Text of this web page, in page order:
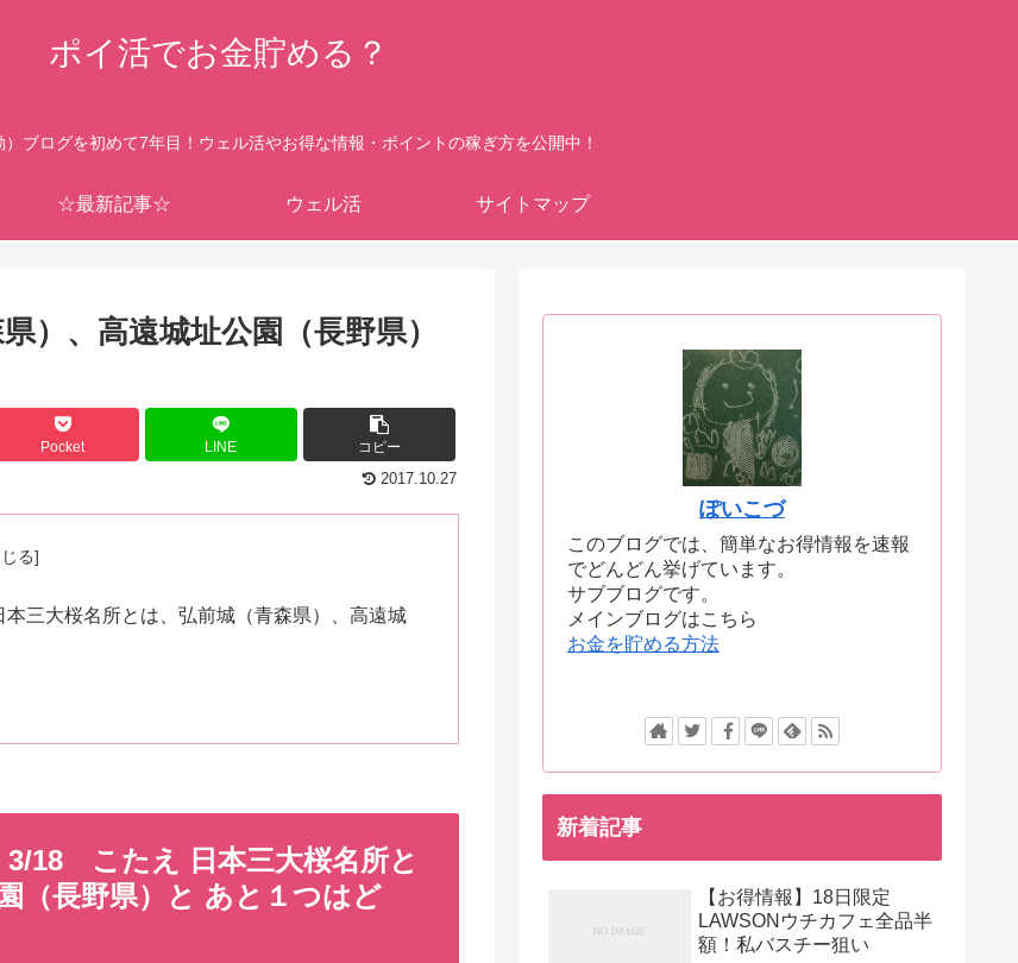
ポイ活でお金貯める？
ブログを初めて7年目！ウェル活やお得な情報・ポイントの稼ぎ方を公開中！
☆最新記事☆ ウェル活 サイトマップ
）、高遠城址公園（長野県）
Pocket LINE
コピー
2017.10.27
大桜名所とは、弘前城（青森県）、高遠城
18 こたえ 日本三大桜名所と
（長野県）と あと１つはど
ぽいこづ
このブログでは、簡単なお得情報を速報
でどんどん挙げています。
サブブログです。
メインブログはこちら
お金を貯める方法
新着記事
【お得情報】18日限定
LAWSONウチカフェ全品半
額！私バスチー狙い